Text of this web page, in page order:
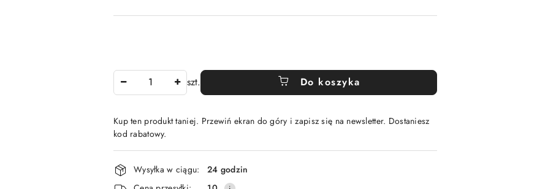
szt. Do koszyka
Kup ten produkt taniej. Przewiń ekran do góry i zapisz się na newsletter. Dostaniesz
kod rabatowy.
Dostępność
i
Wysyłka w ciągu:
24 godzin